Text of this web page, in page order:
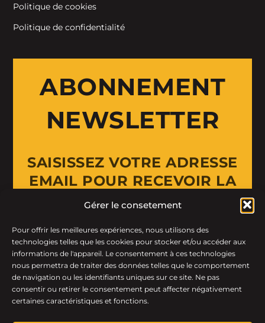
Gérer le consetement
Pour offrir les meilleures expériences, nous utilisons des
technologies telles que les cookies pour stocker et/ou accéder aux
informations de l'appareil. Le consentement à ces technologies
nous permettra de traiter des données telles que le comportement
de navigation ou les identifiants uniques sur ce site. Ne pas
consentir ou retirer le consentement peut affecter négativement
certaines caractéristiques et fonctions.
Politique de cookies
Politique de confidentialité
ABONNEMENT
NEWSLETTER
SAISISSEZ VOTRE ADRESSE
EMAIL POUR RECEVOIR LA
NEWSLETTER
Email Address